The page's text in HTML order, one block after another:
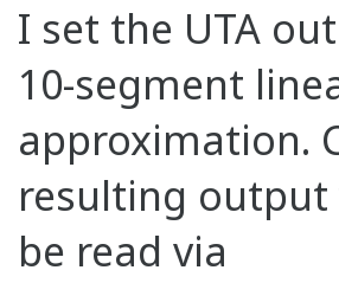
I set the UTA
10-segment
approximation.
resulting output
be read via